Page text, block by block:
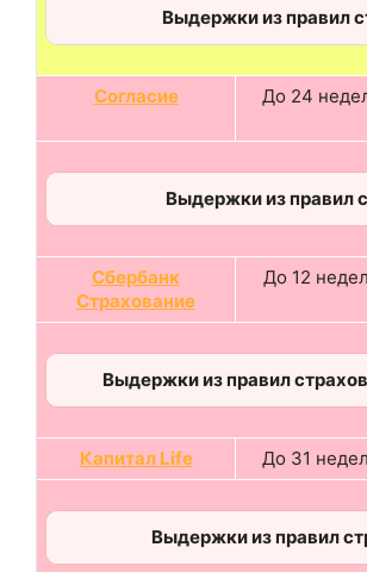
Выдержки из правил
Согласие До 24
Выдержки из правил
Сбербанк
Страхование
До 12
Выдержки из правил
Капитал Life До 31
Выдержки из правил